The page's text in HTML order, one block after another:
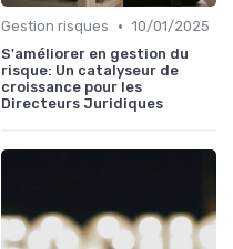
Gestion risques • 10/01/2025
S'améliorer en gestion du
risque: Un catalyseur de
croissance pour les
Directeurs Juridiques